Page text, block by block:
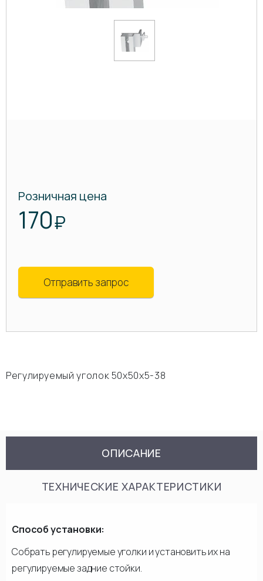
Розничная цена
170₽
Отправить запрос
Регулируемый уголок 50х50х5-38
ОПИСАНИЕ
ТЕХНИЧЕСКИЕ ХАРАКТЕРИСТИКИ
Способ установки:
Собрать регулируемые уголки и установить их на
регулируемые задние стойки.